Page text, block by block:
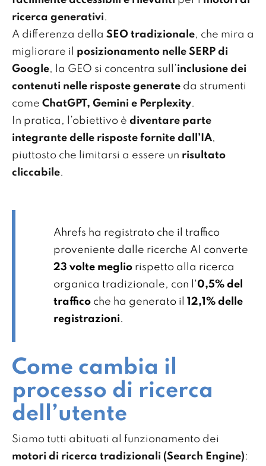
ricerca generativi.
A differenza della SEO tradizionale, che mira a
migliorare il posizionamento nelle SERP di
Google, la GEO si concentra sull’inclusione dei
contenuti nelle risposte generate da strumenti
come ChatGPT, Gemini e Perplexity.
In pratica, l’obiettivo è diventare parte
integrante delle risposte fornite dall’IA,
piuttosto che limitarsi a essere un risultato
cliccabile.
Ahrefs ha registrato che il traffico
proveniente dalle ricerche AI converte
23 volte meglio rispetto alla ricerca
organica tradizionale, con l'0,5% del
traffico che ha generato il 12,1% delle
registrazioni.
Come cambia il
processo di ricerca
dell’utente
Siamo tutti abituati al funzionamento dei
motori di ricerca tradizionali (Search Engine):